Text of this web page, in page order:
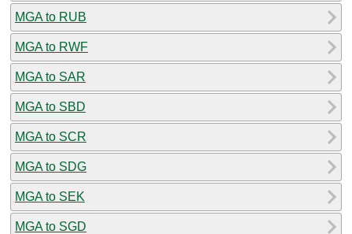
MGA to RUB
MGA to RWF
MGA to SAR
MGA to SBD
MGA to SCR
MGA to SDG
MGA to SEK
MGA to SGD